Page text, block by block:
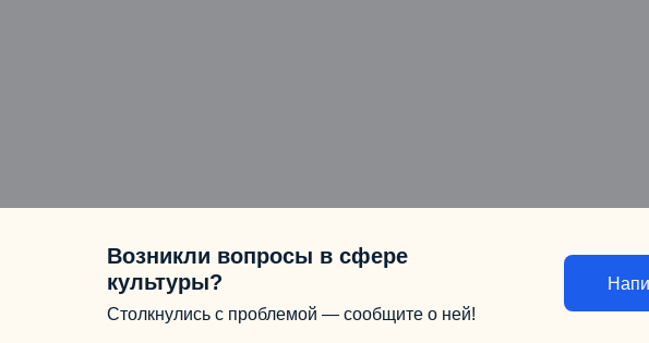
Возникли вопросы в сфере
культуры?
Столкнулись с проблемой — сообщите о ней!